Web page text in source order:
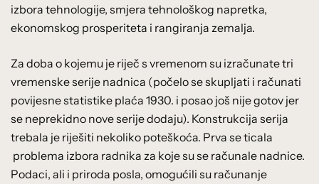
izbora tehnologije, smjera tehnološkog napretka,
ekonomskog prosperiteta i rangiranja zemalja.
Za doba o kojemu je riječ s vremenom su izračunate tri
vremenske serije nadnica (počelo se skupljati i računati
povijesne statistike plaća 1930. i posao još nije gotov jer
se neprekidno nove serije dodaju). Konstrukcija serija
trebala je riješiti nekoliko poteškoća. Prva se ticala
problema izbora radnika za koje su se računale nadnice.
Podaci, ali i priroda posla, omogućili su računanje